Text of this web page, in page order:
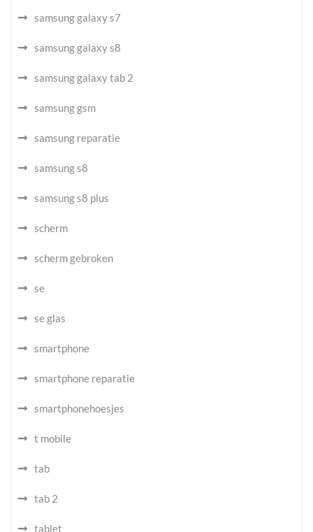
samsung galaxy s7
samsung galaxy s8
samsung galaxy tab 2
samsung gsm
samsung reparatie
samsung s8
samsung s8 plus
scherm
scherm gebroken
se
se glas
smartphone
smartphone reparatie
smartphonehoesjes
t mobile
tab
tab 2
tablet